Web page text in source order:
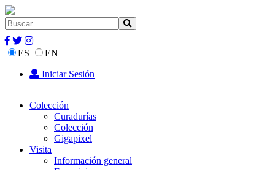
ES
EN
Iniciar Sesión
Colección
Curadurías
Colección
Gigapixel
Visita
Información general